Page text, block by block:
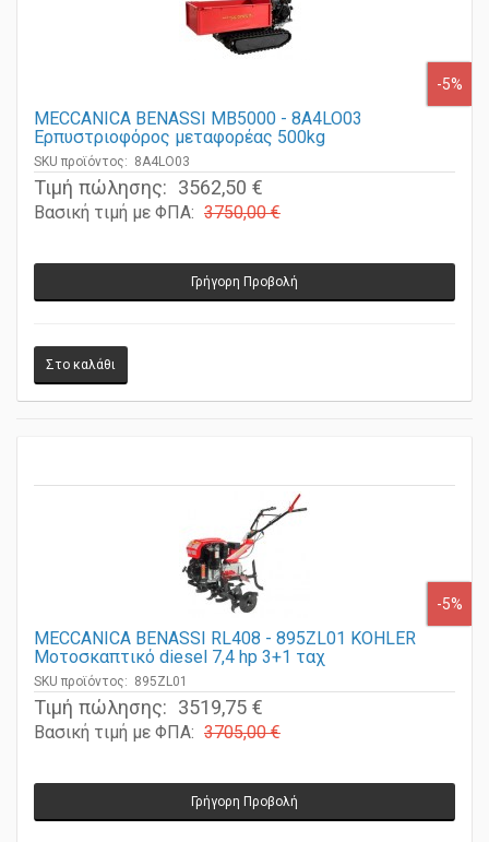
MECCANICA BENASSI MB5000 - 8A4LO03
Ερπυστριοφόρος μεταφορέας 500kg
SKU προϊόντος: 8A4LO03
Τιμή πώλησης: 3562,50 €
Βασική τιμή με ΦΠΑ: 3750,00 €
MECCANICA BENASSI RL408 - 895ZL01 KOHLER
Μοτοσκαπτικό diesel 7,4 hp 3+1 ταχ
SKU προϊόντος: 895ZL01
Τιμή πώλησης: 3519,75 €
Βασική τιμή με ΦΠΑ: 3705,00 €